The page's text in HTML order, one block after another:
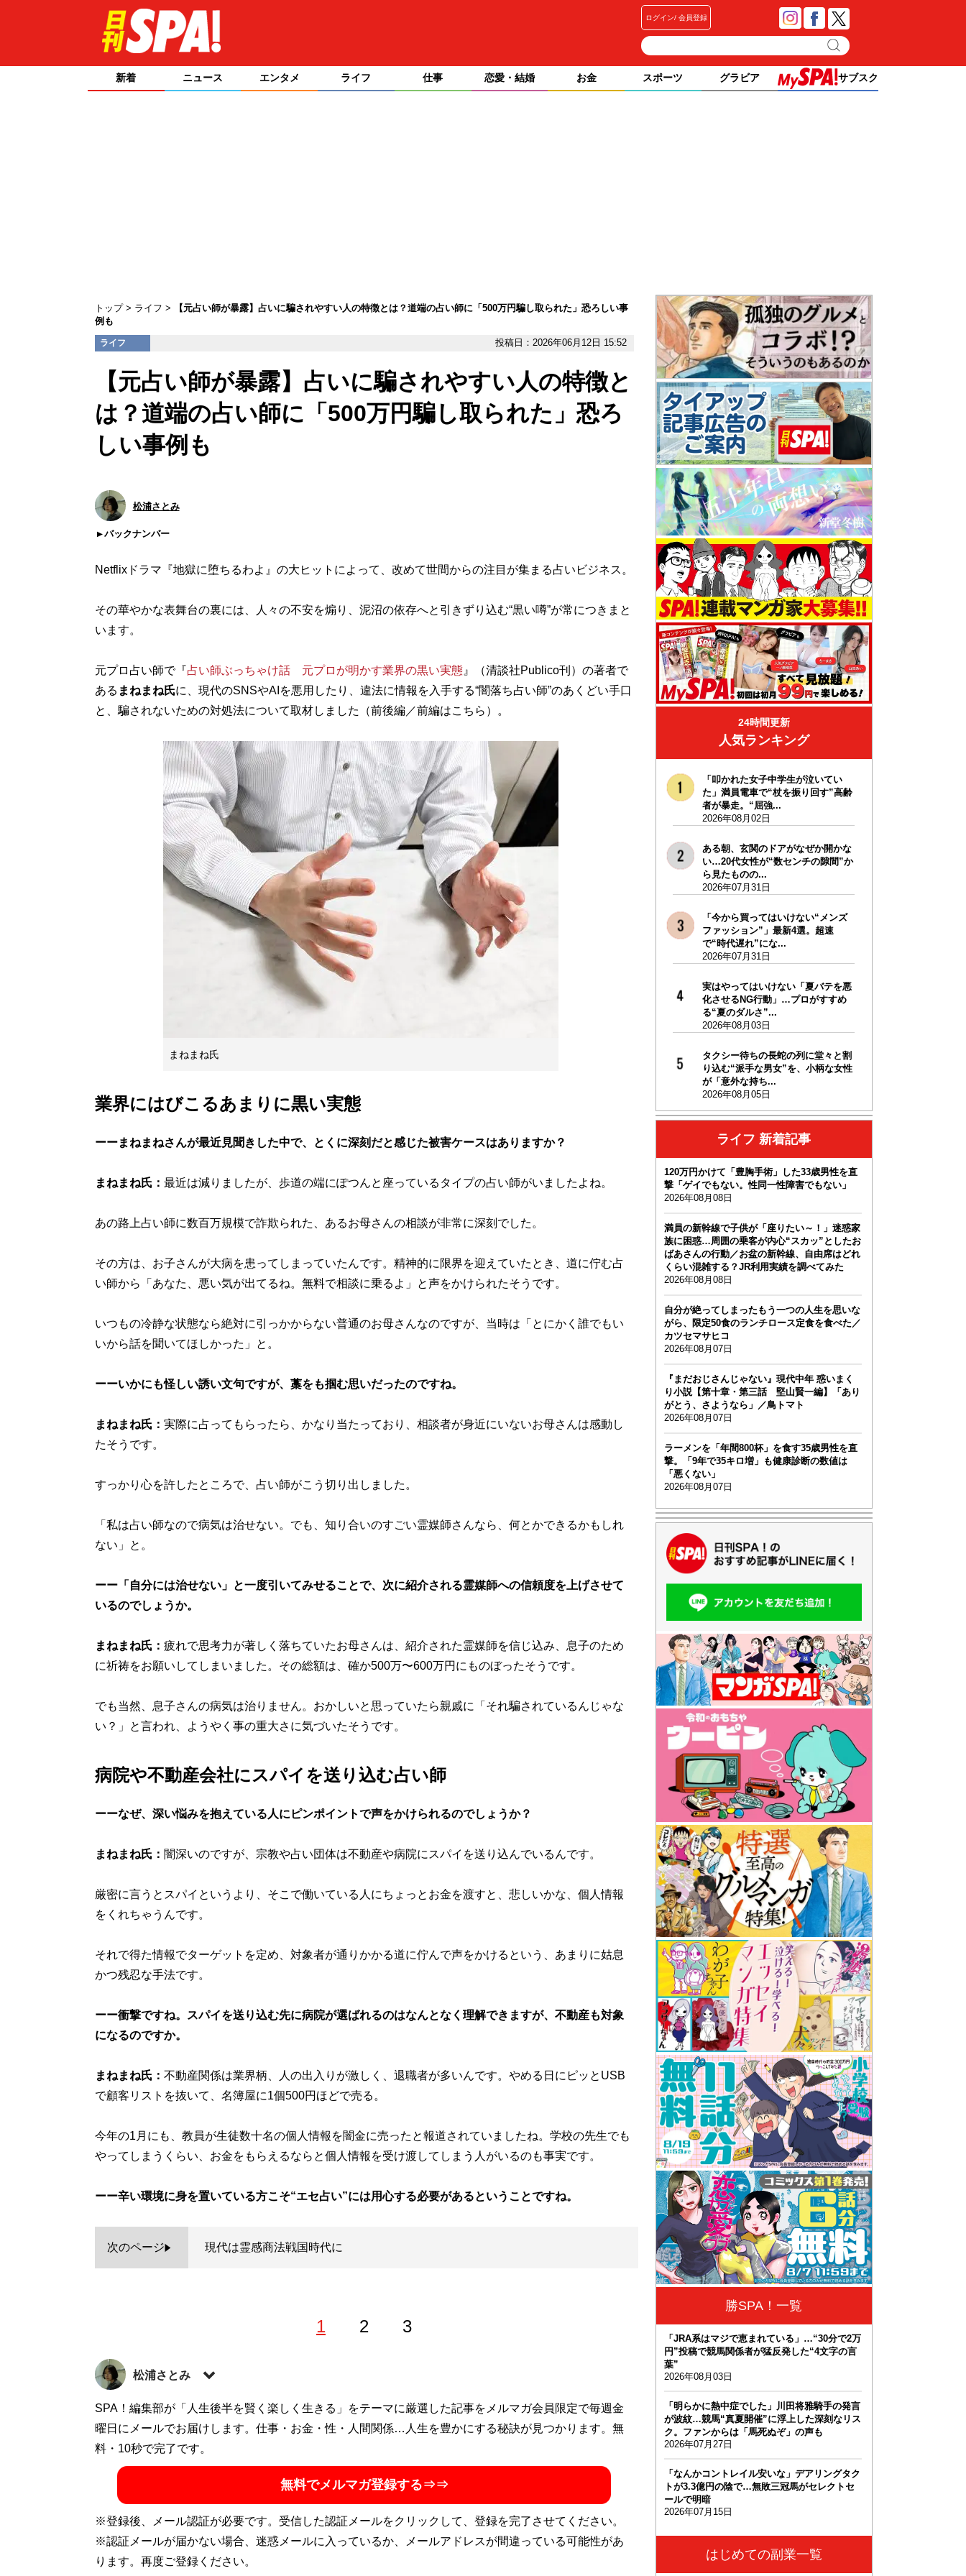
ログイン 会員登録
新着 ニュース エンタメ ライフ 仕事 恋愛・結婚 お金 スポーツ グラビア サブスク
トップ ライフ
【元占い師が暴露】占いに騙されやすい人の特徴とは？道端の占い師に「500万円騙し取られた」恐ろしい事
例も
ライフ 投稿日：2026年06月12日 15:52
【元占い師が暴露】占いに騙されやすい人の特徴と
は？道端の占い師に「500万円騙し取られた」恐ろ
しい事例も
松浦さとみ
バックナンバー
Netflixドラマ『地獄に堕ちるわよ』の大ヒットによって、改めて世間からの注目が集まる占いビジネス。
その華やかな表舞台の裏には、人々の不安を煽り、泥沼の依存へと引きずり込む“黒い噂”が常につきまと
います。
元プロ占い師で『占い師ぶっちゃけ話 元プロが明かす業界の黒い実態』（清談社Publico刊）の著者で
ある まねまね氏に、現代のSNSやAIを悪用したり、違法に情報を入手する“闇落ち占い師”のあくどい手口
と、騙されないための対処法について取材しました（前後編／前編はこちら）。
まねまね氏
業界にはびこるあまりに黒い実態
ーーまねまねさんが最近見聞きした中で、とくに深刻だと感じた被害ケースはありますか？
まねまね氏： 最近は減りましたが、歩道の端にぽつんと座っているタイプの占い師がいましたよね。
あの路上占い師に数百万規模で詐欺られた、あるお母さんの相談が非常に深刻でした。
その方は、お子さんが大病を患ってしまっていたんです。精神的に限界を迎えていたとき、道に佇む占
い師から「あなた、悪い気が出てるね。無料で相談に乗るよ」と声をかけられたそうです。
いつもの冷静な状態なら絶対に引っかからない普通のお母さんなのですが、当時は「とにかく誰でもい
いから話を聞いてほしかった」と。
ーーいかにも怪しい誘い文句ですが、藁をも掴む思いだったのですね。
まねまね氏： 実際に占ってもらったら、かなり当たっており、相談者が身近にいないお母さんは感動し
たそうです。
すっかり心を許したところで、占い師がこう切り出しました。
「私は占い師なので病気は治せない。でも、知り合いのすごい霊媒師さんなら、何とかできるかもしれ
ない」と。
ーー「自分には治せない」と一度引いてみせることで、次に紹介される霊媒師への信頼度を上げさせて
いるのでしょうか。
まねまね氏： 疲れで思考力が著しく落ちていたお母さんは、紹介された霊媒師を信じ込み、息子のため
に祈祷をお願いしてしまいました。その総額は、確か500万〜600万円にものぼったそうです。
でも当然、息子さんの病気は治りません。おかしいと思っていたら親戚に「それ騙されているんじゃな
い？」と言われ、ようやく事の重大さに気づいたそうです。
病院や不動産会社にスパイを送り込む占い師
ーーなぜ、深い悩みを抱えている人にピンポイントで声をかけられるのでしょうか？
まねまね氏： 闇深いのですが、宗教や占い団体は不動産や病院にスパイを送り込んでいるんです。
厳密に言うとスパイというより、そこで働いている人にちょっとお金を渡すと、悲しいかな、個人情報
をくれちゃうんです。
それで得た情報でターゲットを定め、対象者が通りかかる道に佇んで声をかけるという、あまりに姑息
かつ残忍な手法です。
ーー衝撃ですね。スパイを送り込む先に病院が選ばれるのはなんとなく理解できますが、不動産も対象
になるのですか。
まねまね氏： 不動産関係は業界柄、人の出入りが激しく、退職者が多いんです。やめる日にピッとUSB
で顧客リストを抜いて、名簿屋に1個500円ほどで売る。
今年の1月にも、教員が生徒数十名の個人情報を闇金に売ったと報道されていましたね。学校の先生でも
やってしまうくらい、お金をもらえるならと個人情報を受け渡してしまう人がいるのも事実です。
ーー辛い環境に身を置いている方こそ“エセ占い”には用心する必要があるということですね。
次のページ 現代は霊感商法戦国時代に
1 2 3
松浦さとみ
韓国のじめっとしたアングラ情報を嗅ぎ回ることに生きがいを感じるライター。新卒入社した会社を4年
で辞め、コロナ禍で唯一国境が開かれていた韓国へ留学し、韓国の魅力に気づく。珍スポットやオタク
文化、韓国のリアルを探るのが趣味。ギャルやゴスロリなどのサブカルチャーにも関心があり、日本文
化の逆輸入現象は見逃せないテーマのひとつ。X：@bleu_perfume
SPA！編集部が「人生後半を賢く楽しく生きる」をテーマに厳選した記事をメルマガ会員限定で毎週金
曜日にメールでお届けします。仕事・お金・性・人間関係…人生を豊かにする秘訣が見つかります。無
料・10秒で完了です。
無料でメルマガ登録する⇒⇒
※登録後、メール認証が必要です。受信した認証メールをクリックして、登録を完了させてください。
※認証メールが届かない場合、迷惑メールに入っているか、メールアドレスが間違っている可能性があ
ります。再度ご登録ください。
24時間更新
人気ランキング
「叩かれた女子中学生が泣いてい
た」満員電車で“杖を振り回す”高齢
者が暴走。“屈強...
2026年08月02日
ある朝、玄関のドアがなぜか開かな
い…20代女性が“数センチの隙間”か
ら見たものの...
2026年07月31日
「今から買ってはいけない“メンズ
ファッション”」最新4選。超速
で“時代遅れ”にな...
2026年07月31日
実はやってはいけない「夏バテを悪
化させるNG行動」…プロがすすめ
る“夏のダルさ”...
2026年08月03日
タクシー待ちの長蛇の列に堂々と割
り込む“派手な男女”を、小柄な女性
が「意外な持ち...
2026年08月05日
ライフ 新着記事
120万円かけて「豊胸手術」した33歳男性を直
撃「ゲイでもない。性同一性障害でもない」
2026年08月08日
満員の新幹線で子供が「座りたい～！」迷惑家
族に困惑…周囲の乗客が内心“スカッ”としたお
ばあさんの行動／お盆の新幹線、自由席はどれ
くらい混雑する？JR利用実績を調べてみた
2026年08月08日
自分が絶ってしまったもう一つの人生を思いな
がら、限定50食のランチロース定食を食べた／
カツセマサヒコ
2026年08月07日
『まだおじさんじゃない』現代中年 惑いまく
り小説【第十章・第三話 堅山賢一編】「あり
がとう、さようなら」／鳥トマト
2026年08月07日
ラーメンを「年間800杯」を食す35歳男性を直
撃。「9年で35キロ増」も健康診断の数値は
「悪くない」
2026年08月07日
勝SPA！一覧
「JRA系はマジで恵まれている」…“30分で2万
円”投稿で競馬関係者が猛反発した“4文字の言
葉”
2026年08月03日
「明らかに熱中症でした」川田将雅騎手の発言
が波紋…競馬“真夏開催”に浮上した深刻なリス
ク。ファンからは「馬死ぬぞ」の声も
2026年07月27日
「なんかコントレイル安いな」デアリングタク
トが3.3億円の陰で…無敗三冠馬がセレクトセ
ールで明暗
2026年07月15日
はじめての副業一覧